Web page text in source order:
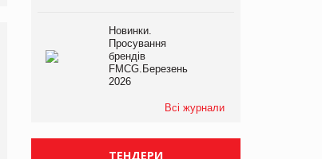
виробництва
компанії «УкраМарин»
Новинки.
Просування
брендів
FMCG.Березень
2026
Всі журнали
ТЕНДЕРИ